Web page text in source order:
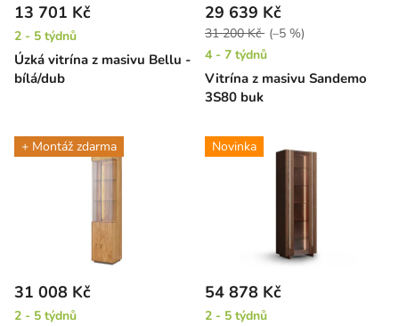
Úzká vitrína z masivu Bellu -
bílá/dub
13 701 Kč
2 - 5 týdnů
Vitrína z masivu Sandemo
3S80 buk
29 639 Kč
31 200 Kč (–5 %)
4 - 7 týdnů
+ Montáž zdarma
31 008 Kč
2 - 5 týdnů
Novinka
54 878 Kč
2 - 5 týdnů